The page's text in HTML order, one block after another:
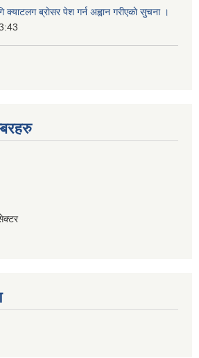
क्याटलग ब्राेसर पेश गर्न अह्वान गरीएकाे सुचना ।